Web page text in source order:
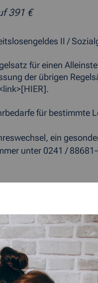
391 €
II /
für einen
der übrigen
für bestimmte
ein
unter 0241 /